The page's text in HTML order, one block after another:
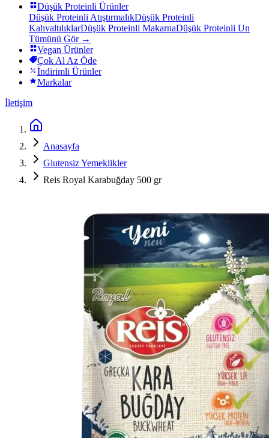
Düşük Proteinli Ürünler
Düşük Proteinli AtıştırmalıkDüşük Proteinli
KahvaltılıklarDüşük Proteinli MakarnaDüşük Proteinli Un
Tümünü Gör →
Vegan Ürünler
Çok Al Az Öde
İndirimli Ürünler
Markalar
İletişim
Anasayfa
Glutensiz Yemeklikler
Reis Royal Karabuğday 500 gr